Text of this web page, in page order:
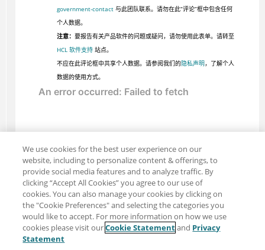
government-contact与此团队联系。请勿在此“评论”框中包含任何
个人数据。
注意： 要报告有关产品软件的问题或疑问，请勿使用此表单。请转至
HCL 软件支持站点。
不应在此评论框中共享个人数据。请参阅我们的隐私声明，了解个人
数据的使用方式。
分享：电子邮件
推特
We use cookies for the best user experience on our
website, including to personalize content & offerings, to
provide social media features and to analyze traffic. By
clicking “Accept All Cookies” you agree to our use of
cookies. You can also manage your cookies by clicking on
the "Cookie Preferences" and selecting the categories you
would like to accept. For more information on how we use
cookies please visit ourCookie Statementand Privacy
Statement